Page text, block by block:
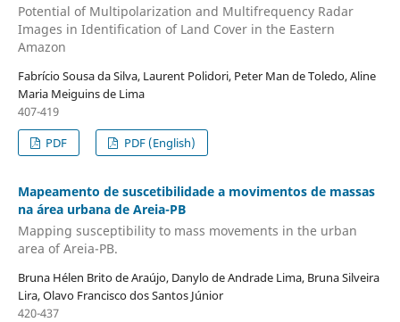
Potential of Multipolarization and Multifrequency Radar
Images in Identification of Land Cover in the Eastern
Amazon
Fabrício Sousa da Silva, Laurent Polidori, Peter Man de Toledo, Aline
Maria Meiguins de Lima
407-419
PDF
PDF (English)
Mapeamento de suscetibilidade a movimentos de massas
na área urbana de Areia-PB
Mapping susceptibility to mass movements in the urban
area of Areia-PB.
Bruna Hélen Brito de Araújo, Danylo de Andrade Lima, Bruna Silveira
Lira, Olavo Francisco dos Santos Júnior
420-437